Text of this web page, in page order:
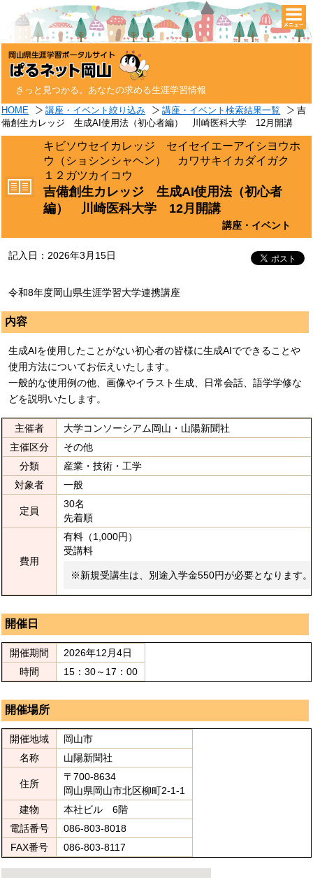
きっと見つかる。あなたの求める生涯学習情報
HOME 講座・イベント絞り込み 講座・イベント検索結果一覧
吉
備創生カレッジ 生成AI使用法（初心者編） 川崎医科大学 12月開講
キビソウセイカレッジ セイセイエーアイシヨウホ
ウ（ショシンシャヘン） カワサキイカダイガク
１２ガツカイコウ
吉備創生カレッジ 生成AI使用法（初心者
編） 川崎医科大学 12月開講
講座・イベント
記入日：2026年3月15日
令和8年度岡山県生涯学習大学連携講座
内容
生成AIを使用したことがない初心者の皆様に生成AIでできることや
使用方法についてお伝えいたします。
一般的な使用例の他、画像やイラスト生成、日常会話、語学学修な
どを説明いたします。
主催者
大学コンソーシアム岡山・山陽新聞社
主催区分
その他
分類
産業・技術・工学
対象者
一般
定員
30名
先着順
費用
有料（1,000円）
受講料
※新規受講生は、別途入学金550円が必要となります。
開催日
開催期間
2026年12月4日
時間
15：30～17：00
開催場所
開催地域
岡山市
名称
山陽新聞社
住所
〒700-8634
岡山県岡山市北区柳町2-1-1
建物
本社ビル 6階
電話番号
086-803-8018
FAX番号
086-803-8117